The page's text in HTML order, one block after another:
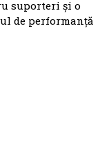
suporteri și o
de performanță